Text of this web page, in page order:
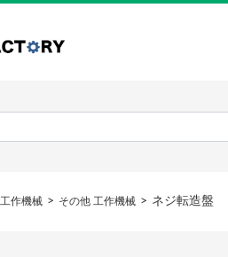
工作機械 その他 工作機械 ネジ転造盤